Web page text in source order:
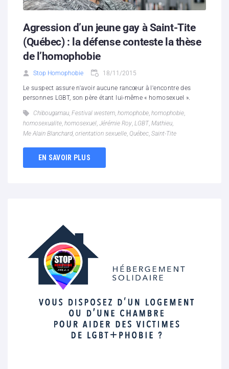
Agression d’un jeune gay à Saint-Tite
(Québec) : la défense conteste la thèse
de l’homophobie
Stop Homophobie 18/11/2015
Le suspect assure n'avoir aucune rancœur à l'encontre des
personnes LGBT, son père étant lui-même « homosexuel ».
Chibougamau, Festival western, homophobe, homophobie,
homosexualite, homosexuel, Jérémie Roy, LGBT, Mathieu,
Me Alain Blanchard, orientation sexuelle, Québec, Saint-Tite
EN SAVOIR PLUS